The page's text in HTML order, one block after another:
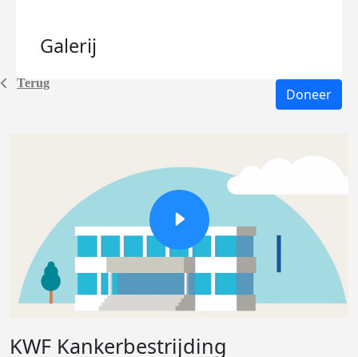
Terug
Galerij
Doneer
KWF Kankerbestrijding